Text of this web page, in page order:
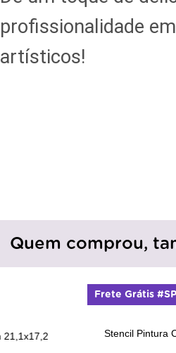
profissionalidade
artísticos!
Quem comprou,
Stencil Pintura Culinaria
Frete Grátis #SP